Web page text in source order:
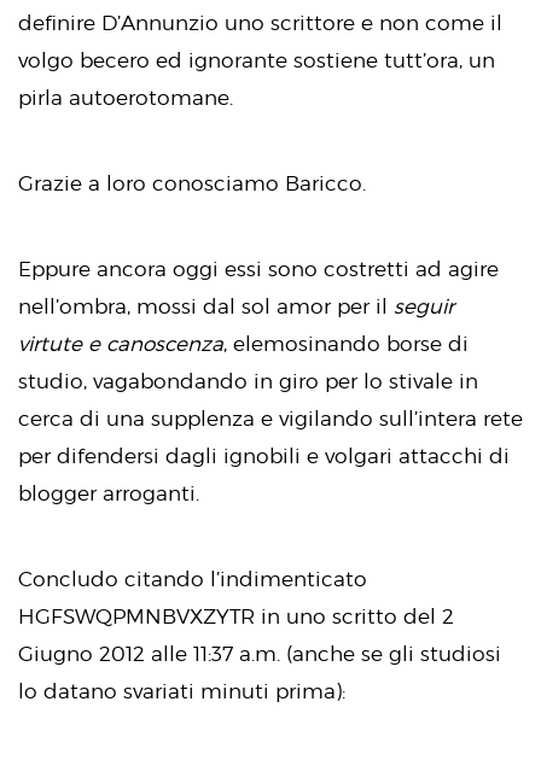
definire D’Annunzio uno scrittore e non come il
volgo becero ed ignorante sostiene tutt’ora, un
pirla autoerotomane.
Grazie a loro conosciamo Baricco.
Eppure ancora oggi essi sono costretti ad agire
nell’ombra, mossi dal sol amor per il seguir
virtute e canoscenza, elemosinando borse di
studio, vagabondando in giro per lo stivale in
cerca di una supplenza e vigilando sull’intera rete
per difendersi dagli ignobili e volgari attacchi di
blogger arroganti.
Concludo citando l’indimenticato
HGFSWQPMNBVXZYTR in uno scritto del 2
Giugno 2012 alle 11:37 a.m. (anche se gli studiosi
lo datano svariati minuti prima):